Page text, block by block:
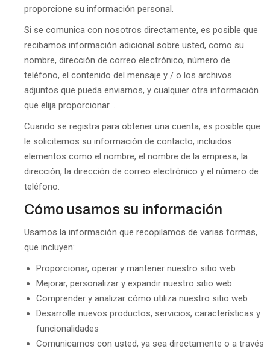
proporcione su información personal.
Si se comunica con nosotros directamente, es posible que
recibamos información adicional sobre usted, como su
nombre, dirección de correo electrónico, número de
teléfono, el contenido del mensaje y / o los archivos
adjuntos que pueda enviarnos, y cualquier otra información
que elija proporcionar. .
Cuando se registra para obtener una cuenta, es posible que
le solicitemos su información de contacto, incluidos
elementos como el nombre, el nombre de la empresa, la
dirección, la dirección de correo electrónico y el número de
teléfono.
Cómo usamos su información
Usamos la información que recopilamos de varias formas,
que incluyen:
Proporcionar, operar y mantener nuestro sitio web
Mejorar, personalizar y expandir nuestro sitio web
Comprender y analizar cómo utiliza nuestro sitio web
Desarrolle nuevos productos, servicios, características y
funcionalidades
Comunicarnos con usted, ya sea directamente o a través